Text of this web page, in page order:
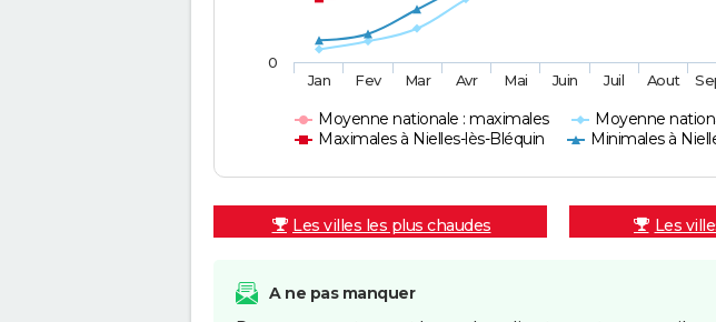
Moyenne nationale : maximales
Moyenne
Maximales à Nielles-lès-Bléquin
Minimales à
Jan Fev Mar Avr Mai Juin Juil Aout
0
Les villes les plus chaudes Les
A ne pas manquer